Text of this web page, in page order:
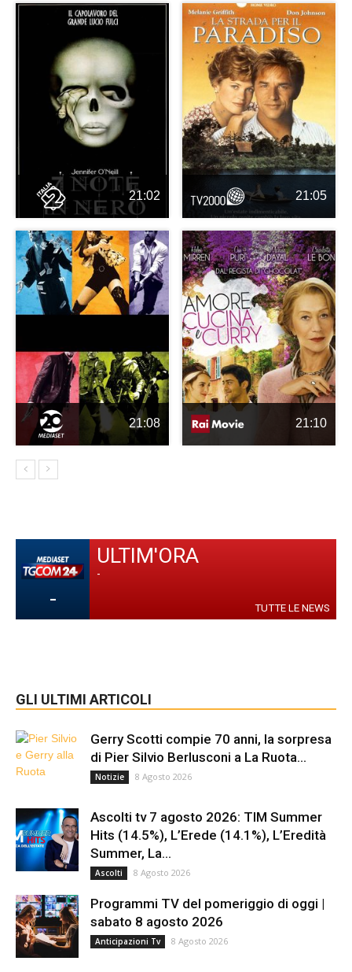
21:02 21:05
21:08 21:10
-
ULTIM'ORA
-
TUTTE LE NEWS
GLI ULTIMI ARTICOLI
Gerry Scotti compie 70 anni, la sorpresa
di Pier Silvio Berlusconi a La Ruota...
Notizie 8 Agosto 2026
Ascolti tv 7 agosto 2026: TIM Summer
Hits (14.5%), L’Erede (14.1%), L’Eredità
Summer, La...
Ascolti 8 Agosto 2026
Programmi TV del pomeriggio di oggi |
sabato 8 agosto 2026
Anticipazioni Tv 8 Agosto 2026